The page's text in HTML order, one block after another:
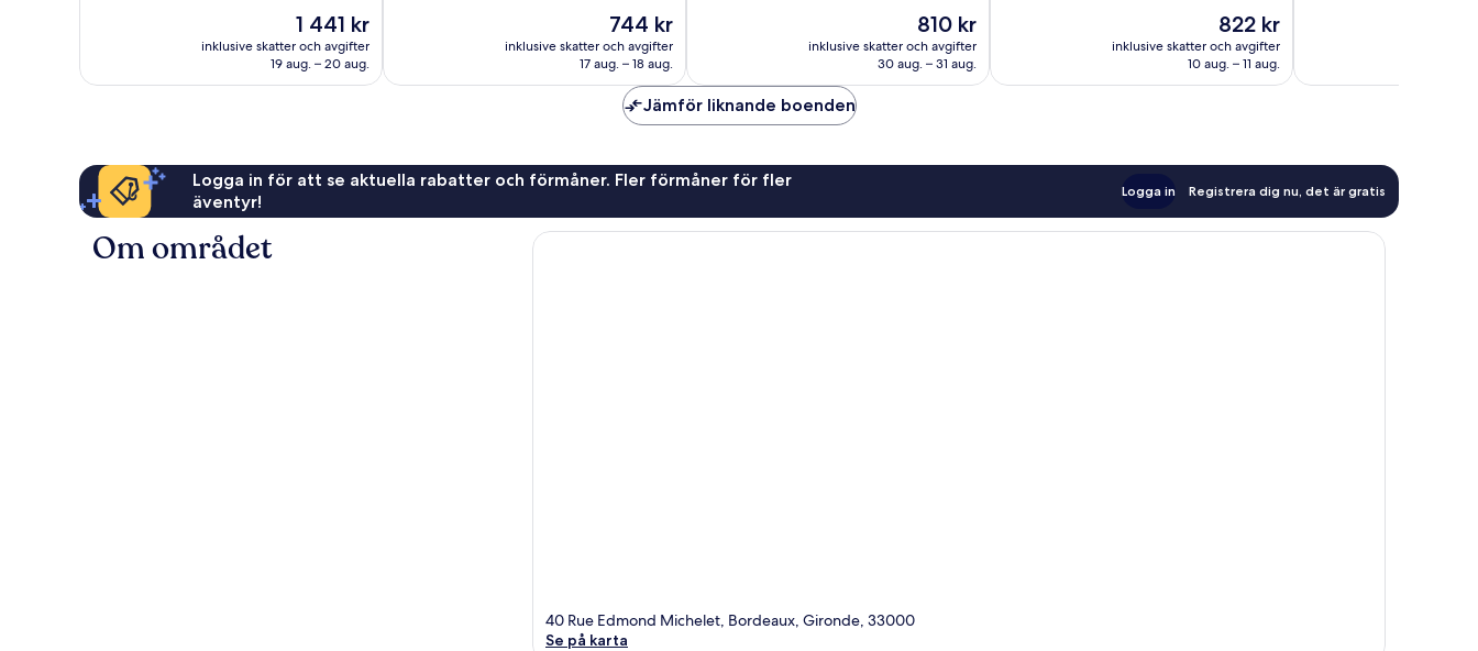
Priset
är
1 441 kr
1 441 kr
inklusive skatter och avgifter
19 aug. – 20 aug.
Priset
är
744 kr
744 kr
inklusive skatter och avgifter
17 aug. – 18 aug.
1 003 recensioner
Priset
är
810 kr
810 kr
inklusive skatter och avgifter
30 aug. – 31 aug.
Priset
är
822 kr
822 kr
inklusive skatter och avgifter
10 aug. – 11 aug.
Jämför liknande boenden
Logga in för att se aktuella rabatter och förmåner. Fler förmåner för fler
äventyr!
Logga in Registrera dig nu, det är gratis
Om området
40 Rue Edmond Michelet, Bordeaux, Gironde, 33000
Se på karta